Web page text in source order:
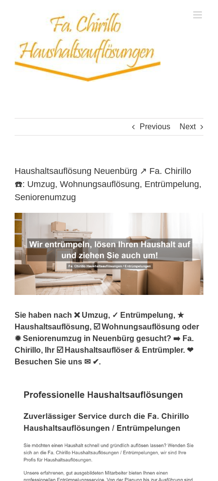
Previous Next
Haushaltsauflösung Neuenbürg ↗️ Fa. Chirillo
☎️: Umzug, Wohnungsauflösung, Entrümpelung,
Seniorenumzug
Sie haben nach ❌ Umzug, ✓ Entrümpelung, ★
Haushaltsauflösung, ☑️ Wohnungsauflösung oder
✹ Seniorenumzug in Neuenbürg gesucht? ➡️ Fa.
Chirillo, Ihr ☑️ Haushaltsauflöser & Entrümpler. ❤
Besuchen Sie uns ✉ ✔.